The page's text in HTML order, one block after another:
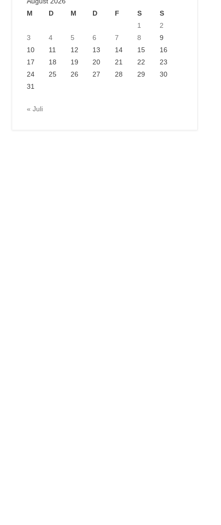
M
D M D F S
S
1
2
3
4 5 6 7 8
9
10
11 12 13 14 15
16
17
18 19 20 21 22
23
24
25 26 27 28 29
30
31
« Juli